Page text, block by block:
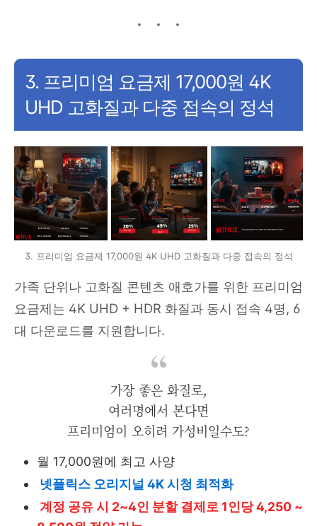
3. 프리미엄 요금제 17,000원 4K
UHD 고화질과 다중 접속의 정석
3. 프리미엄 요금제 17,000원 4K UHD 고화질과 다중 접속의 정석
가족 단위나 고화질 콘텐츠 애호가를 위한 프리미엄
요금제는 4K UHD + HDR 화질과 동시 접속 4명, 6
대 다운로드를 지원합니다.
가장 좋은 화질로,
여러명에서 본다면
프리미엄이 오히려 가성비일수도?
월 17,000원에 최고 사양
넷플릭스 오리지널 4K 시청 최적화
계정 공유 시 2~4인 분할 결제로 1인당 4,250 ~